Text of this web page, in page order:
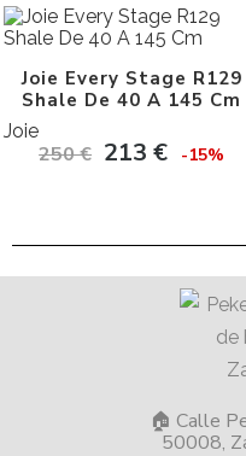
Joie Every Stage R129
Shale De 40 A 145 Cm
Joie
250€ 213€ -15%
🏠 Calle
50008,